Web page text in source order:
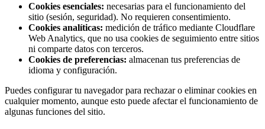
Cookies esenciales: necesarias para el funcionamiento del
sitio (sesión, seguridad). No requieren consentimiento.
Cookies analíticas: medición de tráfico mediante Cloudflare
Web Analytics, que no usa cookies de seguimiento entre sitios
ni comparte datos con terceros.
Cookies de preferencias: almacenan tus preferencias de
idioma y configuración.
Puedes configurar tu navegador para rechazar o eliminar cookies en
cualquier momento, aunque esto puede afectar el funcionamiento de
algunas funciones del sitio.